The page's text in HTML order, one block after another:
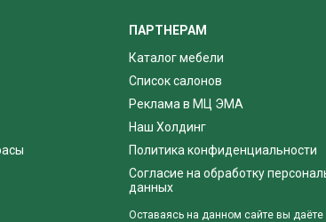
ПАРТНЕРАМ
Каталог мебели
Список салонов
Реклама в МЦ ЭМА
Наш Холдинг
Политика конфиденциальности
Согласие на обработку
данных
Оставаясь на данном сайте вы даёте